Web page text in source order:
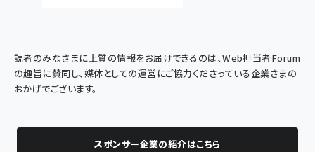
読者のみなさまに上質の情報をお届けできるのは、Web担当者Forum
の趣旨に賛同し、媒体としての運営にご協力くださっている企業さまの
おかげでございます。
スポンサー企業の紹介はこちら